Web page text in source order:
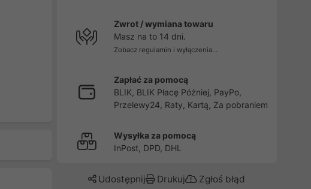
Zwrot / wymiana towaru
Masz na to 14 dni.
Zobacz regulamin i wyłączenia...
Zapłać za pomocą
BLIK, BLIK Płacę Później, PayPo,
Przelewy24, Raty, Kartą, Za pobraniem
Wysyłka za pomocą
InPost, DPD, DHL
Udostępnij Drukuj Zgłoś błąd